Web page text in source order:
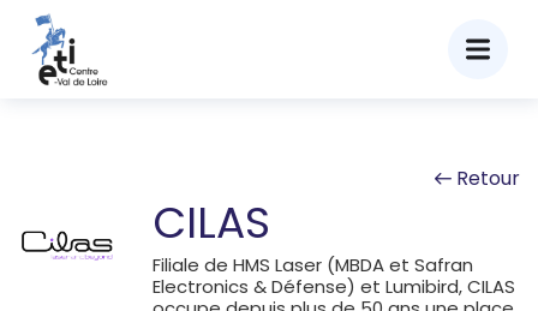
Retour
CILAS
Filiale de HMS Laser (MBDA et Safran
Electronics & Défense) et Lumibird, CILAS